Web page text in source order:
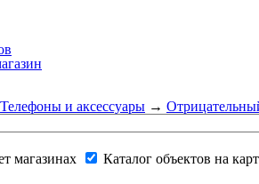
Телефоны и аксессуары →
магазинах
Каталог объектов на